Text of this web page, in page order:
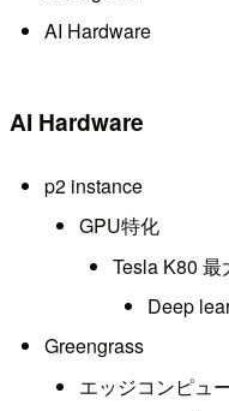
AI Hardware
AI Hardware
p2 instance
GPU特化
Tesla K80 最
Deep
Greengrass
エッジコンピュ